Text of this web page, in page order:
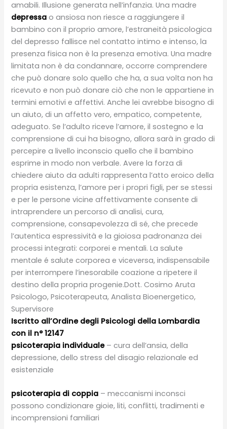
amabili. Illusione generata nell’infanzia. Una madre
depressao ansiosa non riesce a raggiungere il
bambino con il proprio amore, l’estraneità psicologica
del depresso fallisce nel contatto intimo e intenso, la
presenza fisica non è la presenza emotiva. Una madre
limitata non è da condannare, occorre comprendere
che può donare solo quello che ha, a sua volta non ha
ricevuto e non può donare ciò che non le appartiene in
termini emotivi e affettivi. Anche lei avrebbe bisogno di
un aiuto, di un affetto vero, empatico, competente,
adeguato. Se l’adulto riceve l’amore, il sostegno e la
comprensione di cui ha bisogno, allora sarà in grado di
percepire a livello inconscio quello che il bambino
esprime in modo non verbale. Avere la forza di
chiedere aiuto da adulti rappresenta l’atto eroico della
propria esistenza, l’amore per i propri figli, per se stessi
e per le persone vicine affettivamente consente di
intraprendere un percorso di analisi, cura,
comprensione, consapevolezza di sé, che precede
l’autentica espressività e la gioiosa padronanza dei
processi integrati: corporei e mentali. La salute
mentale é salute corporea e viceversa, indispensabile
per interrompere l’inesorabile coazione a ripetere il
destino della propria progenie.Dott. Cosimo Aruta
Psicologo, Psicoterapeuta, Analista Bioenergetico,
Supervisore
Iscritto all’Ordine degli Psicologi della Lombardia
con il n° 12147
psicoterapia individuale– cura dell’ansia, della
depressione, dello stress del disagio relazionale ed
esistenziale
psicoterapia di coppia – meccanismi inconsci
possono condizionare gioie, liti, conflitti, tradimenti e
incomprensioni familiari